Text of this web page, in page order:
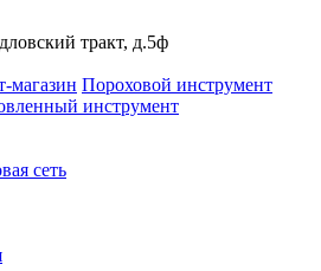
тракт, д.5ф
магазин Пороховой инструмент
инструмент
сеть